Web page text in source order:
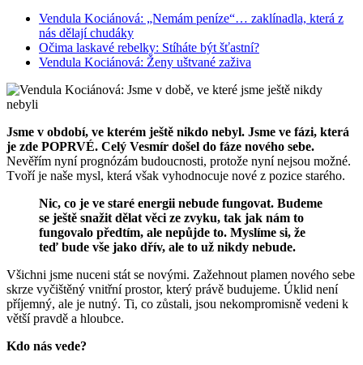
Vendula Kociánová: „Nemám peníze“… zaklínadla, která z
nás dělají chudáky
Očima laskavé rebelky: Stíháte být šťastní?
Vendula Kociánová: Ženy uštvané zaživa
Jsme v období, ve kterém ještě nikdo nebyl. Jsme ve fázi, která
je zde POPRVÉ. Celý Vesmír došel do fáze nového sebe.
Nevěřím nyní prognózám budoucnosti, protože nyní nejsou možné.
Tvoří je naše mysl, která však vyhodnocuje nové z pozice starého.
Nic, co je ve staré energii nebude fungovat. Budeme
se ještě snažit dělat věci ze zvyku, tak jak nám to
fungovalo předtím, ale nepůjde to. Myslíme si, že
teď bude vše jako dřív, ale to už nikdy nebude.
Všichni jsme nuceni stát se novými. Zažehnout plamen nového sebe
skrze vyčištěný vnitřní prostor, který právě budujeme. Úklid není
příjemný, ale je nutný. Ti, co zůstali, jsou nekompromisně vedeni k
větší pravdě a hloubce.
Kdo nás vede?